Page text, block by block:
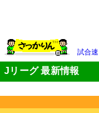
試合
Jリーグ 最新情報